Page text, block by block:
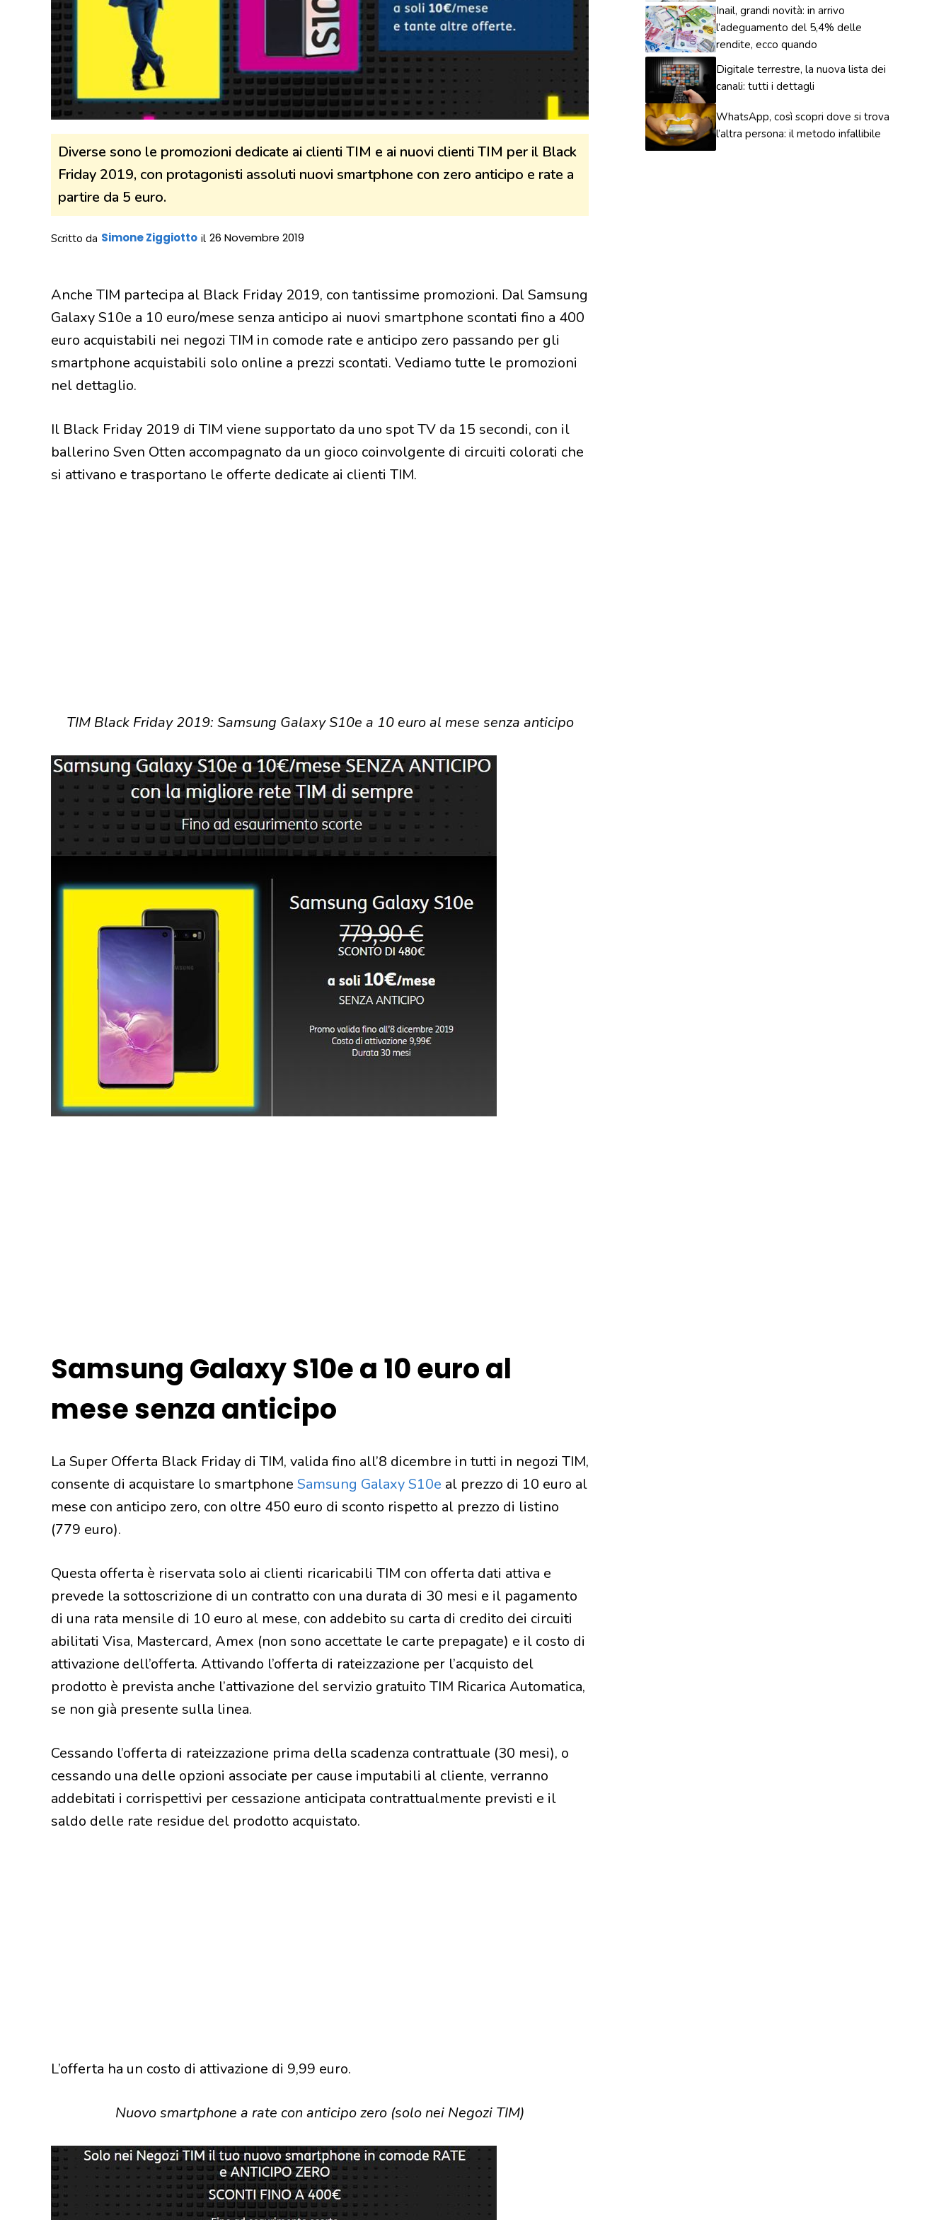
Diverse sono le promozioni dedicate ai clienti TIM e ai nuovi clienti TIM per il Black
Friday 2019, con protagonisti assoluti nuovi smartphone con zero anticipo e rate a
partire da 5 euro.
Scritto da Simone Ziggiotto il 26 Novembre 2019
Anche TIM partecipa al Black Friday 2019, con tantissime promozioni. Dal Samsung
Galaxy S10e a 10 euro/mese senza anticipo ai nuovi smartphone scontati fino a 400
euro acquistabili nei negozi TIM in comode rate e anticipo zero passando per gli
smartphone acquistabili solo online a prezzi scontati. Vediamo tutte le promozioni
nel dettaglio.
Il Black Friday 2019 di TIM viene supportato da uno spot TV da 15 secondi, con il
ballerino Sven Otten accompagnato da un gioco coinvolgente di circuiti colorati che
si attivano e trasportano le offerte dedicate ai clienti TIM.
TIM Black Friday 2019: Samsung Galaxy S10e a 10 euro al mese senza anticipo
Samsung Galaxy S10e a 10 euro al
mese senza anticipo
La Super Offerta Black Friday di TIM, valida fino all’8 dicembre in tutti in negozi TIM,
consente di acquistare lo smartphone Samsung Galaxy S10e al prezzo di 10 euro al
mese con anticipo zero, con oltre 450 euro di sconto rispetto al prezzo di listino
(779 euro).
Questa offerta è riservata solo ai clienti ricaricabili TIM con offerta dati attiva e
prevede la sottoscrizione di un contratto con una durata di 30 mesi e il pagamento
di una rata mensile di 10 euro al mese, con addebito su carta di credito dei circuiti
abilitati Visa, Mastercard, Amex (non sono accettate le carte prepagate) e il costo di
attivazione dell’offerta. Attivando l’offerta di rateizzazione per l’acquisto del
prodotto è prevista anche l’attivazione del servizio gratuito TIM Ricarica Automatica,
se non già presente sulla linea.
Cessando l’offerta di rateizzazione prima della scadenza contrattuale (30 mesi), o
cessando una delle opzioni associate per cause imputabili al cliente, verranno
addebitati i corrispettivi per cessazione anticipata contrattualmente previsti e il
saldo delle rate residue del prodotto acquistato.
L’offerta ha un costo di attivazione di 9,99 euro.
Nuovo smartphone a rate con anticipo zero (solo nei Negozi TIM)
Inail, grandi novità: in arrivo
l’adeguamento del 5,4% delle
rendite, ecco quando
Digitale terrestre, la nuova lista dei
canali: tutti i dettagli
WhatsApp, così scopri dove si trova
l’altra persona: il metodo infallibile